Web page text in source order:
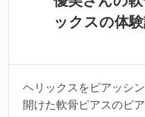
ックスの体
ヘリックスをピアッシ
開けた軟骨ピアスのピ